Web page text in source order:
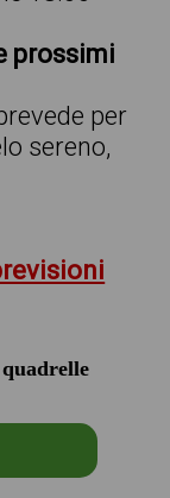
prossimi
per
sereno,